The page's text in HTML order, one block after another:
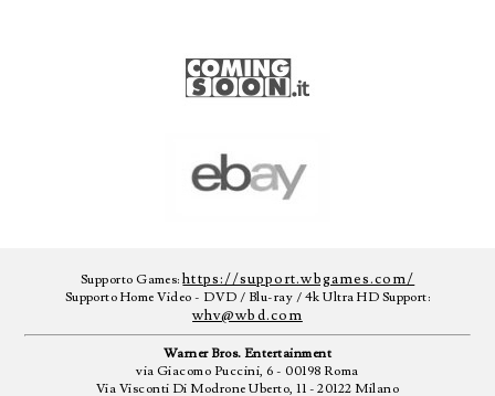
Supporto Games:https://support.wbgames.com/
Supporto Home Video - DVD / Blu-ray / 4k Ultra HD Support:
whv@wbd.com
Warner Bros. Entertainment
via Giacomo Puccini, 6 - 00198 Roma
Via Visconti Di Modrone Uberto, 11 - 20122 Milano